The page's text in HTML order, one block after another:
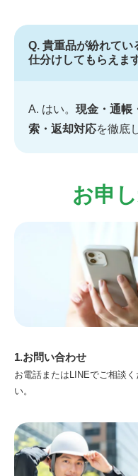
Q. 貴重品が紛れてい
仕分けしてもらえま
A. はい。 現金・通帳
索・返却対応を徹底
お申
1.お問い合わせ
お電話またはLINEでご相談く
い。